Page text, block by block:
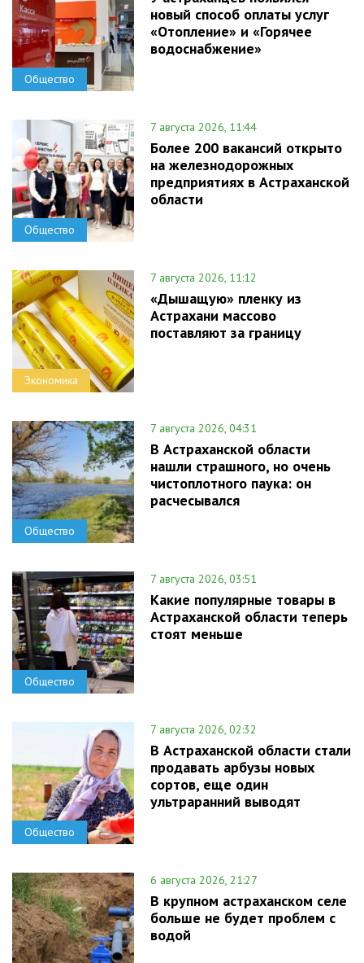
Общество
новый способ оплаты услуг
«Отопление» и «Горячее
водоснабжение»
Общество
7 августа 2026, 11:44
Более 200 вакансий открыто
на железнодорожных
предприятиях в Астраханской
области
Экономика
7 августа 2026, 11:12
«Дышащую» пленку из
Астрахани массово
поставляют за границу
Общество
7 августа 2026, 04:31
В Астраханской области
нашли страшного, но очень
чистоплотного паука: он
расчесывался
Общество
7 августа 2026, 03:51
Какие популярные товары в
Астраханской области теперь
стоят меньше
Общество
7 августа 2026, 02:32
В Астраханской области стали
продавать арбузы новых
сортов, еще один
ультраранний выводят
6 августа 2026, 21:27
В крупном астраханском селе
больше не будет проблем с
водой